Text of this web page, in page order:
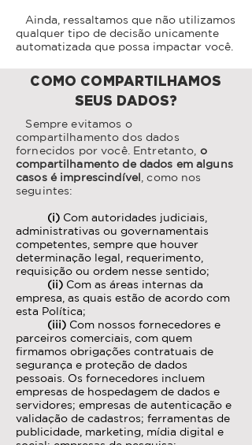
Ainda, ressaltamos que não utilizamos
qualquer tipo de decisão unicamente
automatizada que possa impactar você.
COMO COMPARTILHAMOS
SEUS DADOS?
Sempre evitamos o
compartilhamento dos dados
fornecidos por você. Entretanto, o
compartilhamento de dados em alguns
casos é imprescindível , como nos
seguintes:
(i) Com autoridades judiciais,
administrativas ou governamentais
competentes, sempre que houver
determinação legal, requerimento,
requisição ou ordem nesse sentido;
(ii) Com as áreas internas da
empresa, as quais estão de acordo com
esta Política;
(iii) Com nossos fornecedores e
parceiros comerciais, com quem
firmamos obrigações contratuais de
segurança e proteção de dados
pessoais. Os fornecedores incluem
empresas de hospedagem de dados e
servidores; empresas de autenticação e
validação de cadastros; ferramentas de
publicidade, marketing, mídia digital e